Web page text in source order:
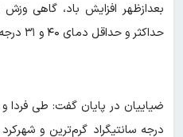
بعدازظهر افزایش باد، گاهی
حداکثر و حداقل دمای ۴۰ و ۳۱ درجه سانتی‌گراد پیش‌بینی می‌شود.